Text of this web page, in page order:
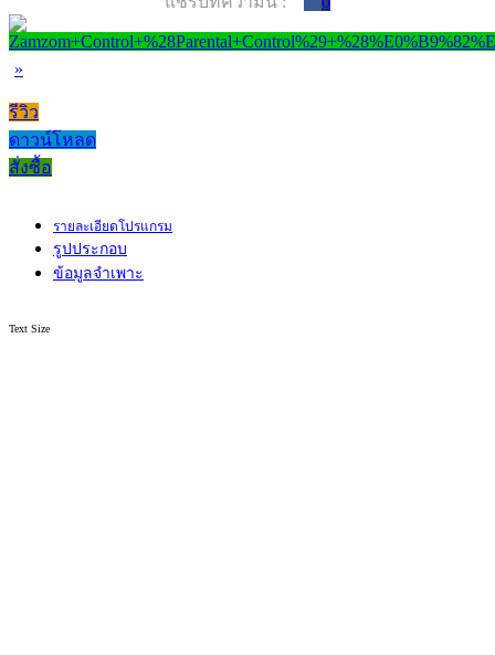
»
รีวิว
ดาวน์โหลด
สั่งซื้อ
รายละเอียดโปรแกรม
รูปประกอบ
ข้อมูลจำเพาะ
Text Size